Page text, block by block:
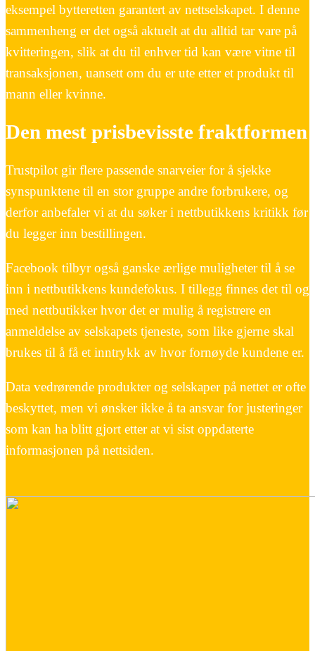
eksempel bytteretten garantert av nettselskapet. I denne
sammenheng er det også aktuelt at du alltid tar vare på
kvitteringen, slik at du til enhver tid kan være vitne til
transaksjonen, uansett om du er ute etter et produkt til
mann eller kvinne.
Den mest prisbevisste fraktformen
Trustpilot gir flere passende snarveier for å sjekke
synspunktene til en stor gruppe andre forbrukere, og
derfor anbefaler vi at du søker i nettbutikkens kritikk før
du legger inn bestillingen.
Facebook tilbyr også ganske ærlige muligheter til å se
inn i nettbutikkens kundefokus. I tillegg finnes det til og
med nettbutikker hvor det er mulig å registrere en
anmeldelse av selskapets tjeneste, som like gjerne skal
brukes til å få et inntrykk av hvor fornøyde kundene er.
Data vedrørende produkter og selskaper på nettet er ofte
beskyttet, men vi ønsker ikke å ta ansvar for justeringer
som kan ha blitt gjort etter at vi sist oppdaterte
informasjonen på nettsiden.